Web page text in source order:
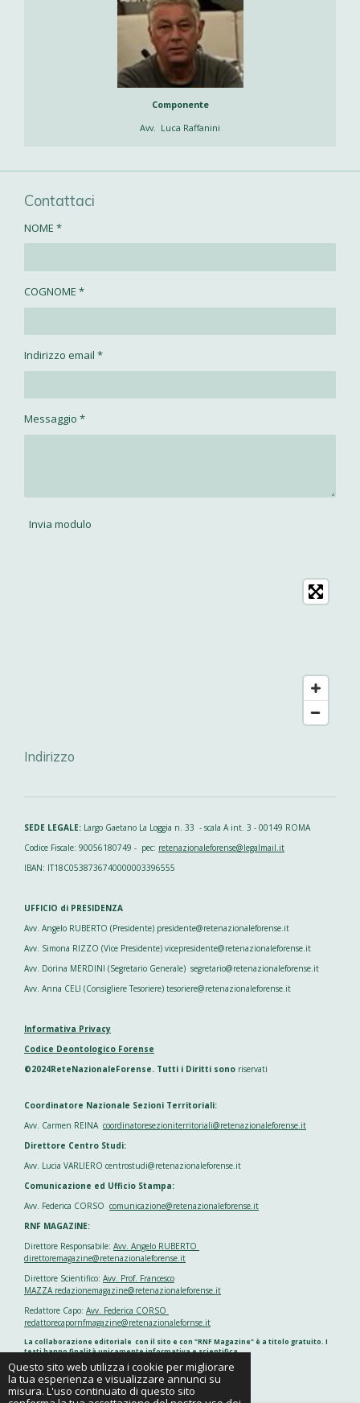
Questo sito web utilizza i cookie per migliorare
la tua esperienza e visualizzare annunci su
misura. L'uso continuato di questo sito
Componente
Avv. Luca Raffanini
Contattaci
NOME *
COGNOME *
Indirizzo email *
Messaggio *
Invia modulo
Indirizzo
SEDE LEGALE: Largo Gaetano La Loggia n. 33 - scala A int. 3 - 00149 ROMA
Codice Fiscale: 90056180749 - pec: retenazionaleforense@legalmail.it
IBAN: IT18C0538736740000003396555
UFFICIO di PRESIDENZA
Avv. Angelo RUBERTO (Presidente) presidente@retenazionaleforense.it
Avv. Simona RIZZO (Vice Presidente) vicepresidente@retenazionaleforense.it
Avv. Dorina MERDINI (Segretario Generale) segretario@retenazionaleforense.it
Avv. Anna CELI (Consigliere Tesoriere) tesoriere@retenazionaleforense.it
Informativa Privacy
Codice Deontologico Forense
©2024ReteNazionaleForense. Tutti i Diritti sono riservati
Coordinatore Nazionale Sezioni Territoriali:
Avv. Carmen REINA coordinatoresezioniterritoriali@retenazionaleforense.it
Direttore Centro Studi:
Avv. Lucia VARLIERO centrostudi@retenazionaleforense.it
Comunicazione ed Ufficio Stampa:
Avv. Federica CORSO comunicazione@retenazionaleforense.it
RNF MAGAZINE:
Direttore Responsabile: Avv. Angelo RUBERTO
direttoremagazine@retenazionaleforense.it
Direttore Scientifico: Avv. Prof. Francesco
MAZZA redazionemagazine@retenazionaleforense.it
Redattore Capo: Avv. Federica CORSO
redattorecapornfmagazine@retenazionalefornse.it
La collaborazione editoriale con il sito e con "RNF Magazine" è a titolo gratuito. I
testi hanno finalità unicamente informativa e scientifica
Fornito daWebador